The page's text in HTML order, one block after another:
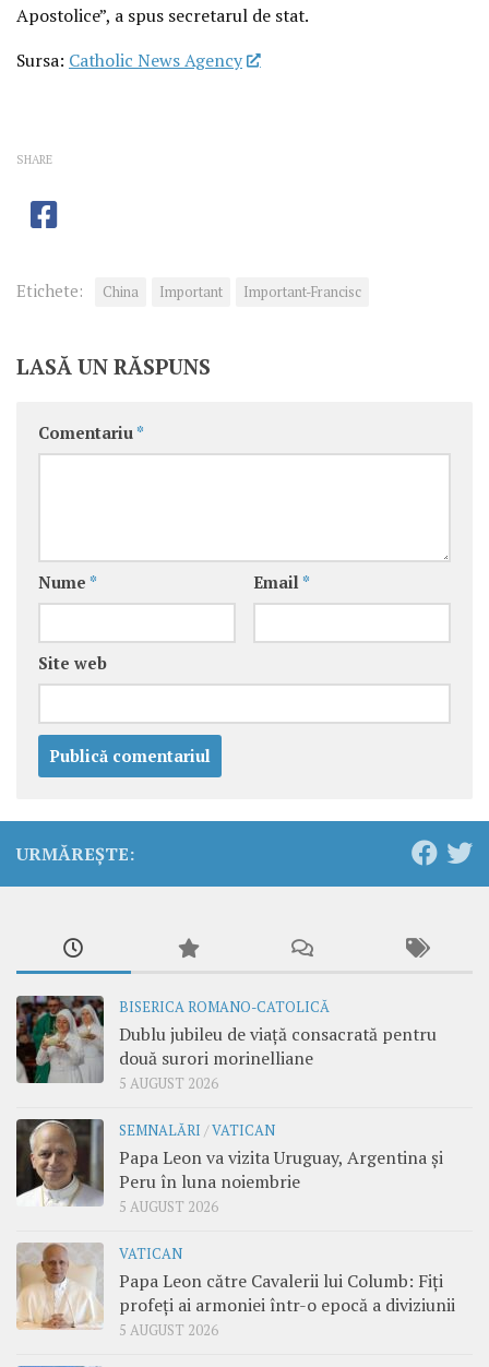
Apostolice”, a spus secretarul de stat.
Sursa: Catholic News Agency
SHARE
Etichete: China Important Important-Francisc
LASĂ UN RĂSPUNS
Comentariu *
Nume * Email *
Site web
URMĂREȘTE:
BISERICA ROMANO-CATOLICĂ
Dublu jubileu de viață consacrată pentru
două surori morinelliane
5 AUGUST 2026
SEMNALĂRI /VATICAN
Papa Leon va vizita Uruguay, Argentina și
Peru în luna noiembrie
5 AUGUST 2026
VATICAN
Papa Leon către Cavalerii lui Columb: Fiți
profeți ai armoniei într-o epocă a diviziunii
5 AUGUST 2026